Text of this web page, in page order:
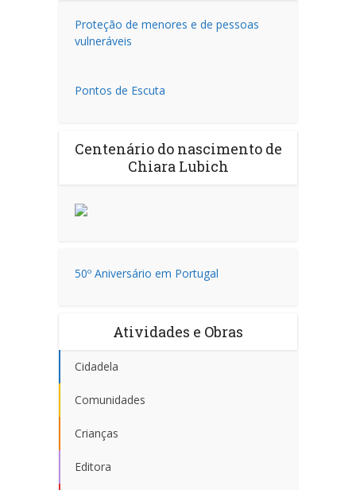
Proteção de menores e de pessoas
vulneráveis
Pontos de Escuta
Centenário do nascimento de
Chiara Lubich
50º Aniversário em Portugal
Atividades e Obras
Cidadela
Comunidades
Crianças
Editora